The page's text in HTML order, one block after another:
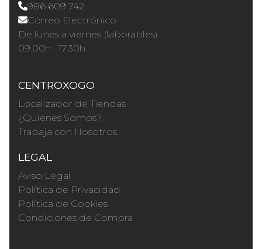
986 609 742
Correo Electrónico
De lunes a viernes (laborables)
09.00h · 17.30h
CENTROXOGO
Localizador de Tiendas
¿Quienes Somos?
Trabaja con Nosotros
LEGAL
Aviso Legal
Política de Privacidad
Política de Cookies
Condiciones de Compra